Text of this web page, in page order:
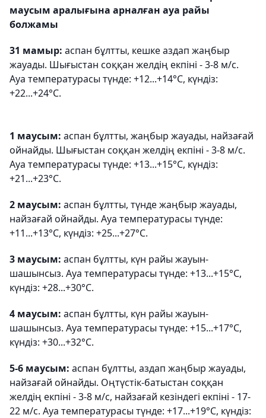
маусым аралығына арналған ауа райы
болжамы
31 мамыр: аспан бұлтты, кешке аздап жаңбыр
жауады. Шығыстан соққан желдің екпіні - 3-8 м/с.
Ауа температурасы түнде: +12...+14°С, күндіз:
+22...+24°С.
1 маусым: аспан бұлтты, жаңбыр жауады, найзағай
ойнайды. Шығыстан соққан желдің екпіні - 3-8 м/с.
Ауа температурасы түнде: +13...+15°С, күндіз:
+21...+23°С.
2 маусым: аспан бұлтты, түнде жаңбыр жауады,
найзағай ойнайды. Ауа температурасы түнде:
+11...+13°С, күндіз: +25...+27°С.
3 маусым: аспан бұлтты, күн райы жауын-
шашынсыз. Ауа температурасы түнде: +13...+15°С,
күндіз: +28...+30°С.
4 маусым: аспан бұлтты, күн райы жауын-
шашынсыз. Ауа температурасы түнде: +15...+17°С,
күндіз: +30...+32°С.
5-6 маусым: аспан бұлтты, аздап жаңбыр жауады,
найзағай ойнайды. Оңтүстік-батыстан соққан
желдің екпіні - 3-8 м/с, найзағай кезіндегі екпіні - 17-
22 м/с. Ауа температурасы түнде: +17...+19°С, күндіз: